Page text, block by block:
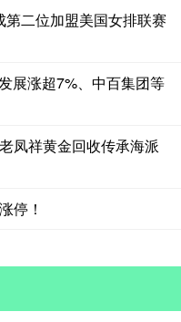
二位加盟美国女排联赛
展涨超7%、中百集团等
凤祥黄金回收传承海派
停！